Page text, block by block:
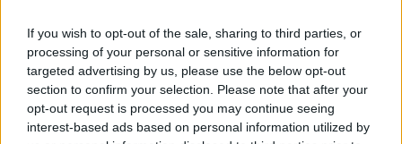
If you wish to opt-out of the sale, sharing to third parties, or
processing of your personal or sensitive information for
targeted advertising by us, please use the below opt-out
section to confirm your selection. Please note that after your
opt-out request is processed you may continue seeing
interest-based ads based on personal information utilized by
a,
con
los
de
Padr
ón,